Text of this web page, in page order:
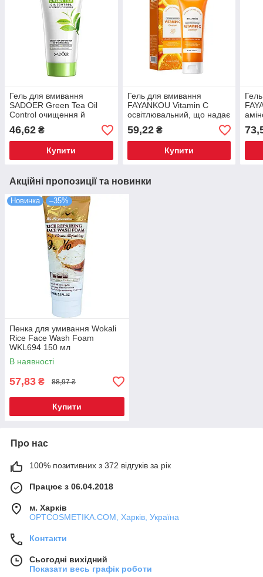
Гель для вмивання
SADOER Green Tea Oil
Control очищення й
матування шкіри 150 г
46,62 ₴
Купити
Гель для вмивання
FAYANKOU Vitamin C
освітлювальний, що надає
шкірі свіжість і сяйво 100 г
59,22₴
Купити
Акційні пропозиції та новинки
Новинка –35%
Пенка для умивання Wokali
Rice Face Wash Foam
WKL694 150 мл
В наявності
57,83 ₴ 88,97 ₴
Купити
Про нас
100% позитивних з 372 відгуків за рік
Працює з 06.04.2018
м. Харків
OPTCOSMETIKA.COM, Харків, Україна
Контакти
Сьогодні вихідний
Показати весь графік роботи